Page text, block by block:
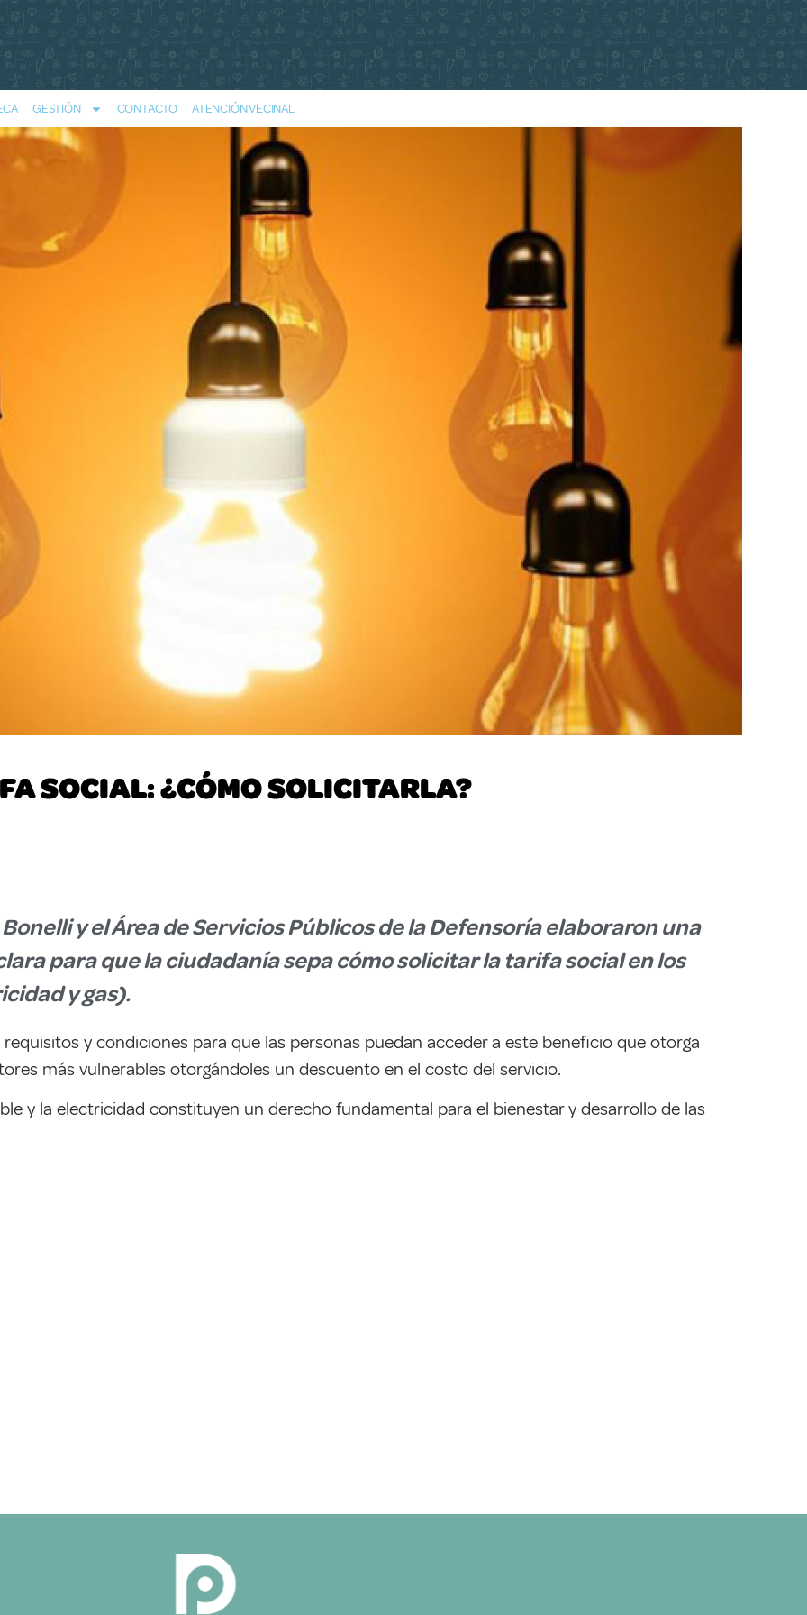
GESTIÓN CONTACTO ATENCIÓN VECINAL
SOCIAL: ¿CÓMO SOLICITARLA?
y el Área de Servicios Públicos de la Defensoría elaboraron una
para que la ciudadanía sepa cómo solicitar la tarifa social en los
y gas).
y condiciones para que las personas puedan acceder a este beneficio que otorga
más vulnerables otorgándoles un descuento en el costo del servicio.
y la electricidad constituyen un derecho fundamental para el bienestar y desarrollo de las